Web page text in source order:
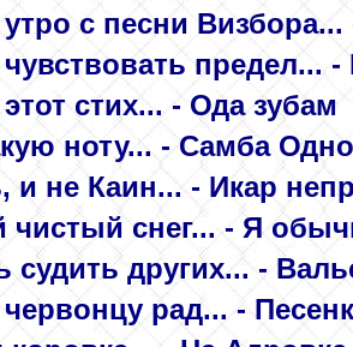
с песни Визбора...
предел... -
стих... - Ода зубам
ноту... - Самба
и не Каин... - Икар
чистый снег... - Я
судить других... -
рад... -